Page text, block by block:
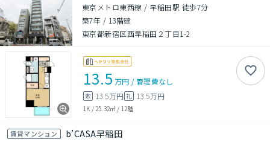
東京メトロ東西線 / 早稲田駅 徒歩7分
築7年 / 13階建
東京都新宿区西早稲田２丁目1-2
13.5 万円 /管理費なし
敷 13.5万円 礼 13.5万円
1K /25.32㎡ / 12階
賃貸マンション b’CASA早稲田